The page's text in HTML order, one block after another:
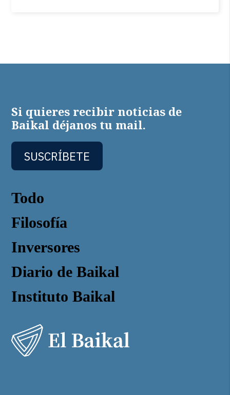
Todo
Filosofía
Inversores
Diario de Baikal
Instituto Baikal
Si quieres recibir noticias de
Baikal déjanos tu mail.
SUSCRÍBETE